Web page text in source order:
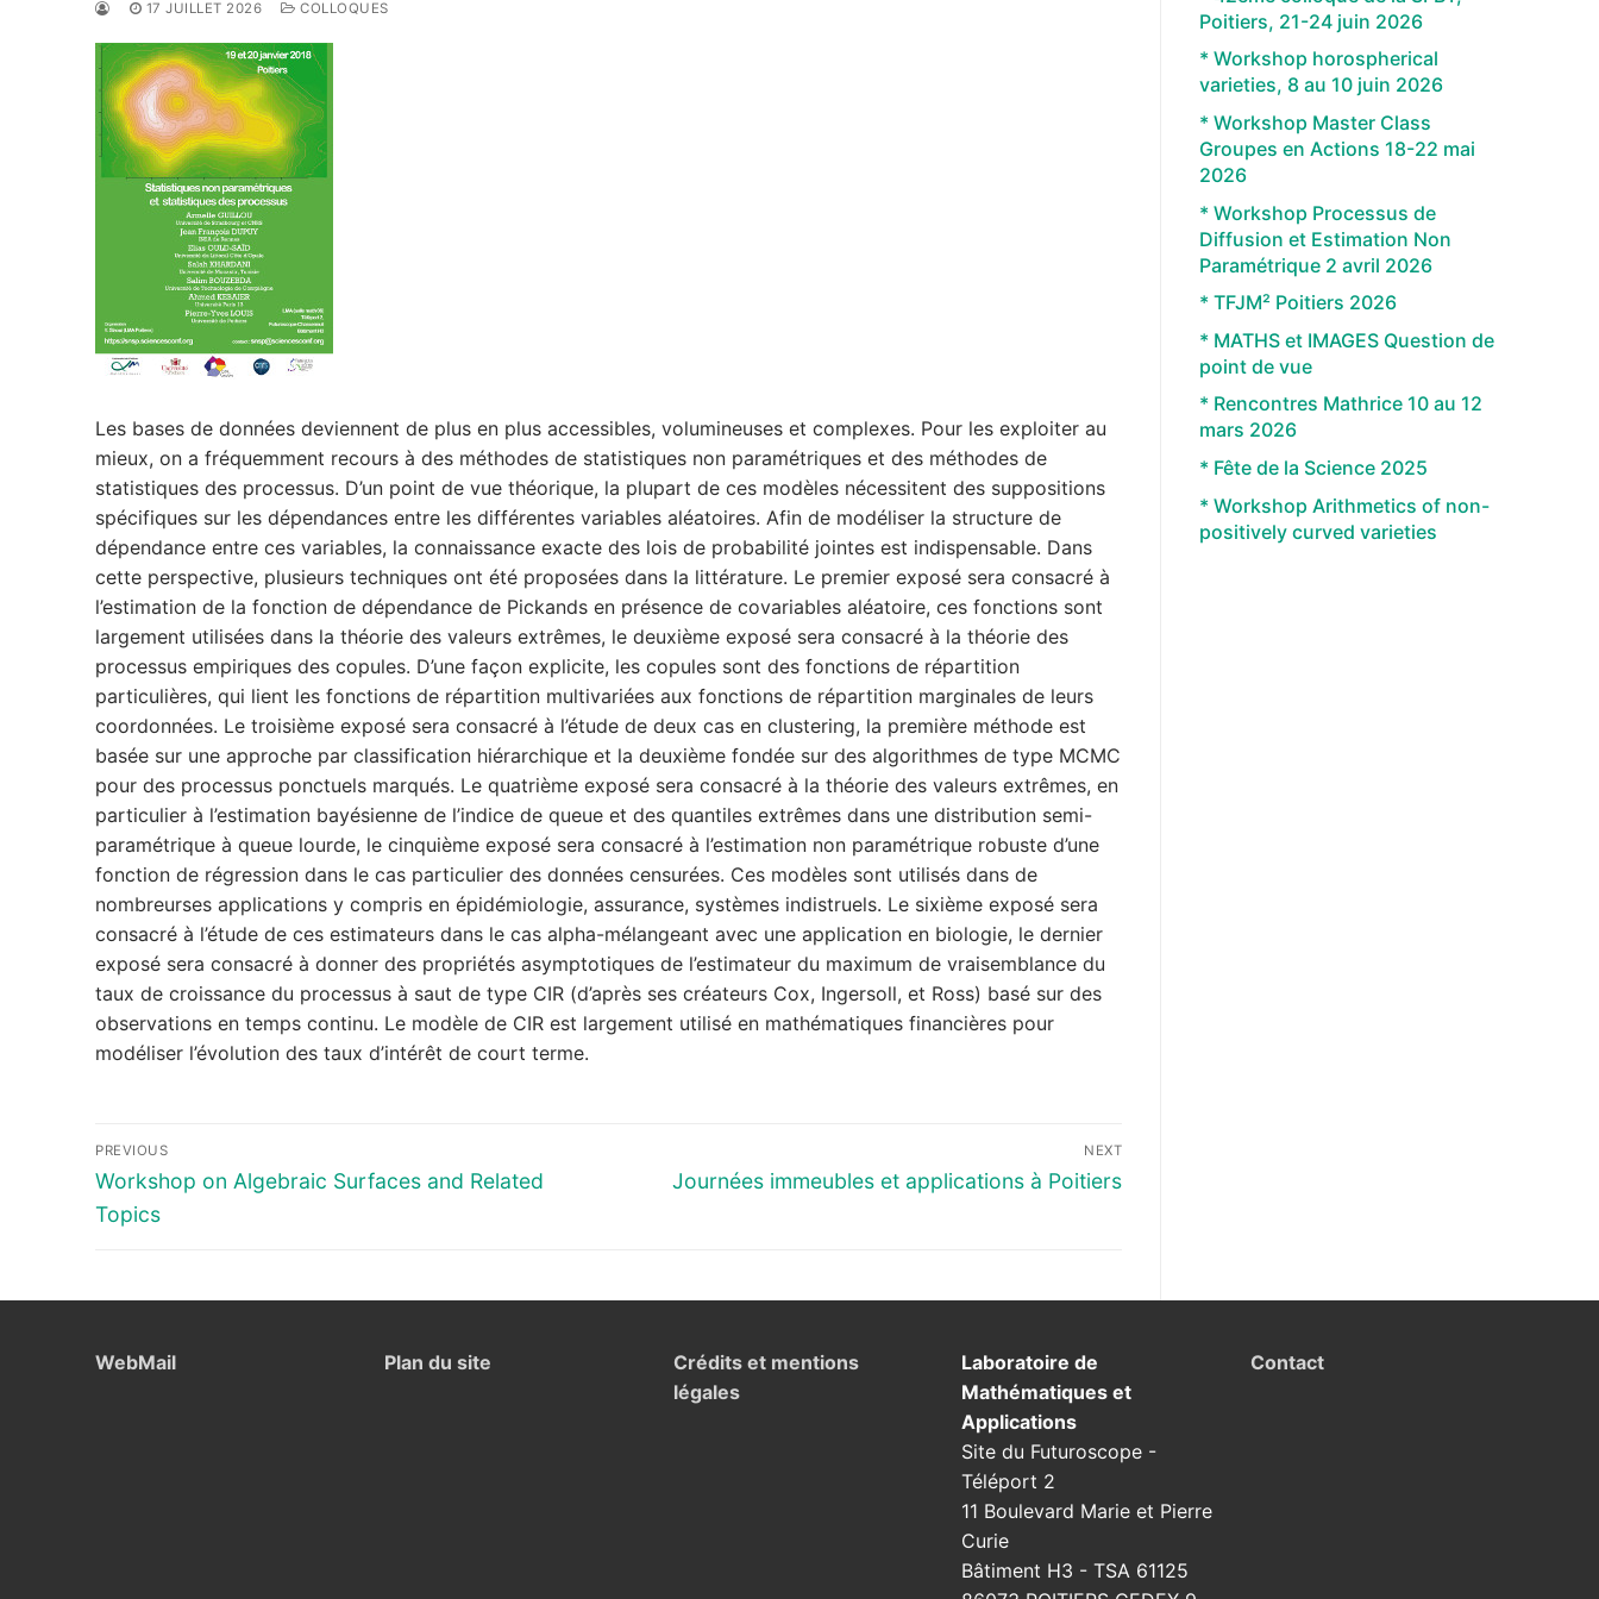
17 JUILLET 2026 COLLOQUES
Les bases de données deviennent de plus en plus accessibles, volumineuses et complexes. Pour les exploiter au
mieux, on a fréquemment recours à des méthodes de statistiques non paramétriques et des méthodes de
statistiques des processus. D’un point de vue théorique, la plupart de ces modèles nécessitent des suppositions
spécifiques sur les dépendances entre les différentes variables aléatoires. Afin de modéliser la structure de
dépendance entre ces variables, la connaissance exacte des lois de probabilité jointes est indispensable. Dans
cette perspective, plusieurs techniques ont été proposées dans la littérature. Le premier exposé sera consacré à
l’estimation de la fonction de dépendance de Pickands en présence de covariables aléatoire, ces fonctions sont
largement utilisées dans la théorie des valeurs extrêmes, le deuxième exposé sera consacré à la théorie des
processus empiriques des copules. D’une façon explicite, les copules sont des fonctions de répartition
particulières, qui lient les fonctions de répartition multivariées aux fonctions de répartition marginales de leurs
coordonnées. Le troisième exposé sera consacré à l’étude de deux cas en clustering, la première méthode est
basée sur une approche par classification hiérarchique et la deuxième fondée sur des algorithmes de type MCMC
pour des processus ponctuels marqués. Le quatrième exposé sera consacré à la théorie des valeurs extrêmes, en
particulier à l’estimation bayésienne de l’indice de queue et des quantiles extrêmes dans une distribution semi-
paramétrique à queue lourde, le cinquième exposé sera consacré à l’estimation non paramétrique robuste d’une
fonction de régression dans le cas particulier des données censurées. Ces modèles sont utilisés dans de
nombreurses applications y compris en épidémiologie, assurance, systèmes indistruels. Le sixième exposé sera
consacré à l’étude de ces estimateurs dans le cas alpha-mélangeant avec une application en biologie, le dernier
exposé sera consacré à donner des propriétés asymptotiques de l’estimateur du maximum de vraisemblance du
taux de croissance du processus à saut de type CIR (d’après ses créateurs Cox, Ingersoll, et Ross) basé sur des
observations en temps continu. Le modèle de CIR est largement utilisé en mathématiques financières pour
modéliser l’évolution des taux d’intérêt de court terme.
Navigation
de
l’article
PREVIOUS
Previous
post:
Workshop on Algebraic Surfaces and Related
Topics
NEXT
Next
Journées immeubles et applications à Poitiers
Poitiers, 21-24 juin 2026
* Workshop horospherical
varieties, 8 au 10 juin 2026
* Workshop Master Class
Groupes en Actions 18-22 mai
2026
* Workshop Processus de
Diffusion et Estimation Non
Paramétrique 2 avril 2026
* TFJM² Poitiers 2026
* MATHS et IMAGES Question de
point de vue
* Rencontres Mathrice 10 au 12
mars 2026
* Fête de la Science 2025
* Workshop Arithmetics of non-
positively curved varieties
WebMail Plan du site
Crédits et mentions
légales
Laboratoire de
Mathématiques et
Applications
Site du Futuroscope -
Téléport 2
11 Boulevard Marie et Pierre
Curie
Bâtiment H3 - TSA 61125
Contact